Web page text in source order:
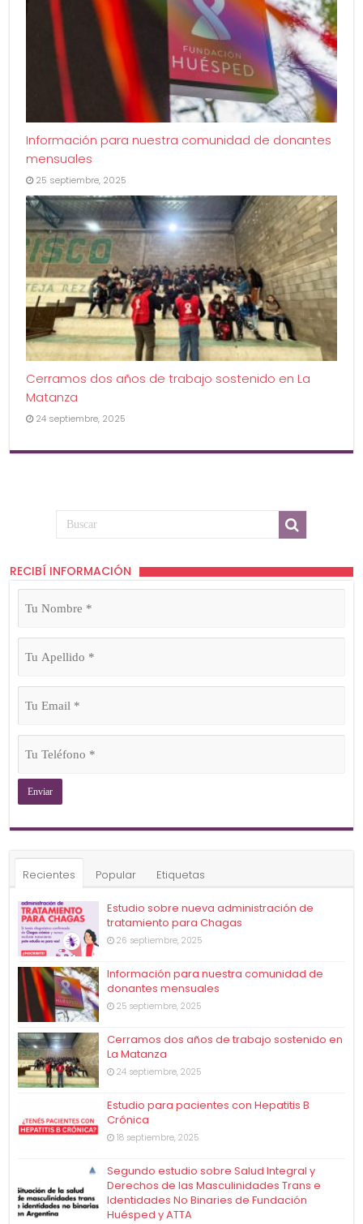
Información para nuestra comunidad de donantes
mensuales
25 septiembre, 2025
Cerramos dos años de trabajo sostenido en La
Matanza
24 septiembre, 2025
RECIBÍ INFORMACIÓN
Tu
Nombre
Tu
Apellido
Tu
Email
Tu
Teléfono
Recientes Popular Etiquetas
Estudio sobre nueva administración de
tratamiento para Chagas
26 septiembre, 2025
Información para nuestra comunidad de
donantes mensuales
25 septiembre, 2025
Cerramos dos años de trabajo sostenido en
La Matanza
24 septiembre, 2025
Estudio para pacientes con Hepatitis B
Crónica
18 septiembre, 2025
Segundo estudio sobre Salud Integral y
Derechos de las Masculinidades Trans e
Identidades No Binaries de Fundación
Huésped y ATTA